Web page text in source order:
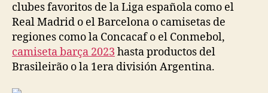
clubes favoritos de la Liga española como el
Real Madrid o el Barcelona o camisetas de
regiones como la Concacaf o el Conmebol,
camiseta barça 2023 hasta productos del
Brasileirão o la 1era división Argentina.